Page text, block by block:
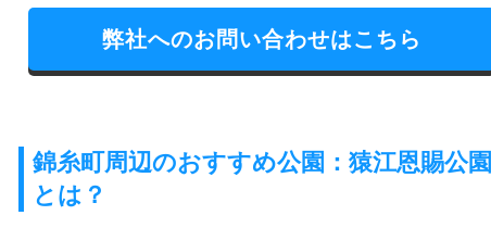
弊社へのお問い合わせはこちら
錦糸町周辺のおすすめ公園：猿江恩賜公園
とは？